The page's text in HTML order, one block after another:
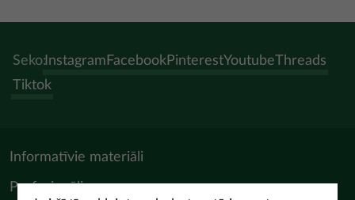
Seko:Instagram FacebookPinterestYoutubeThreads
Tiktok
Informatīvie materiāli
Profesionāļiem